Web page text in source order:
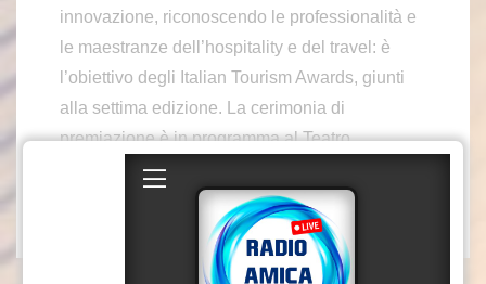
innovazione, riconoscendo le professionalità e
le maestranze dell’hospitality e del travel: è
l’obiettivo degli Italian Tourism Awards, giunti
alla settima edizione. La cerimonia di
premiazione è in programma al Teatro
dell’Opera di Roma il prossimo 2 dicembre.